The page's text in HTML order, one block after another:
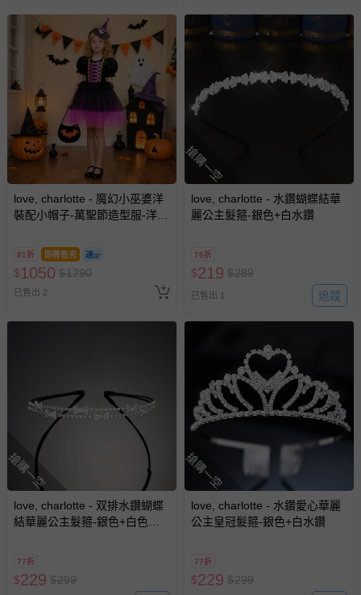
love, charlotte - 魔幻小巫婆洋
裝配小帽子-萬聖節造型服-洋裝
81折 即將售完
$1050 $1290
已售出 2
搶購一空
love, charlotte - 水鑽蝴蝶結華
麗公主髮箍-銀色+白水鑽
76折
$219 $289
已售出 1 追蹤
搶購一空
love, charlotte - 双排水鑽蝴蝶
結華麗公主髮箍-銀色+白色水
77折
$229 $299
搶購一空
love, charlotte - 水鑽愛心華麗
公主皇冠髮箍-銀色+白水鑽
77折
$229 $299